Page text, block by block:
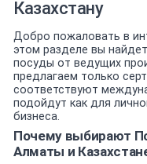
Казахстану
Добро пожаловать в
этом разделе вы
посуды от ведущих
предлагаем только
соответствуют
подойдут как для
бизнеса.
Почему выбирают
Алматы и